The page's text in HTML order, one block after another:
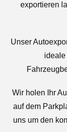
exportieren
Unser
Wir holen Ihr
auf dem
uns um den